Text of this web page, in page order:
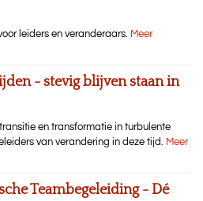
leiders en veranderaars. Meer
- stevig blijven staan in
en transformatie in turbulente
van verandering in deze tijd. Meer
Teambegeleiding - Dé